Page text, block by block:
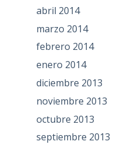
abril 2014
marzo 2014
febrero 2014
enero 2014
diciembre 2013
noviembre 2013
octubre 2013
septiembre 2013